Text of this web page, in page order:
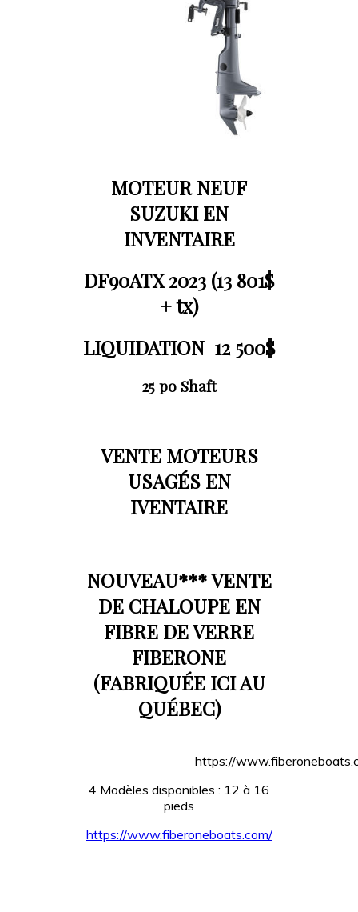
MOTEUR NEUF
SUZUKI EN
INVENTAIRE
DF90ATX 2023 (13 801$
+ tx)
LIQUIDATION 12 500$
25 po Shaft
VENTE MOTEURS
USAGÉS EN
IVENTAIRE
NOUVEAU*** VENTE
DE CHALOUPE EN
FIBRE DE VERRE
FIBERONE
(FABRIQUÉE ICI AU
QUÉBEC)
https://
4 Modèles disponibles : 12 à 16
pieds
https://www.fiberoneboats.com/